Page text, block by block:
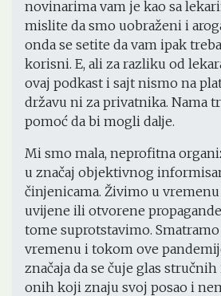
novinarima vam je kao sa
mislite da smo uobraženi i
onda se setite da vam ipak
korisni. E, ali za razliku od
ovaj podkast i sajt nismo na
državu ni za privatnika. Nama
pomoć da bi mogli dalje.
Mi smo mala, neprofitna
u značaj objektivnog
činjenicama. Živimo u
uvijene ili otvorene
tome suprotstavimo.
vremenu i tokom ove
značaja da se čuje glas
onih koji znaju svoj posao i